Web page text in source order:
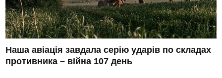
Наша авіація завдала серію ударів по складах
противника – війна 107 день